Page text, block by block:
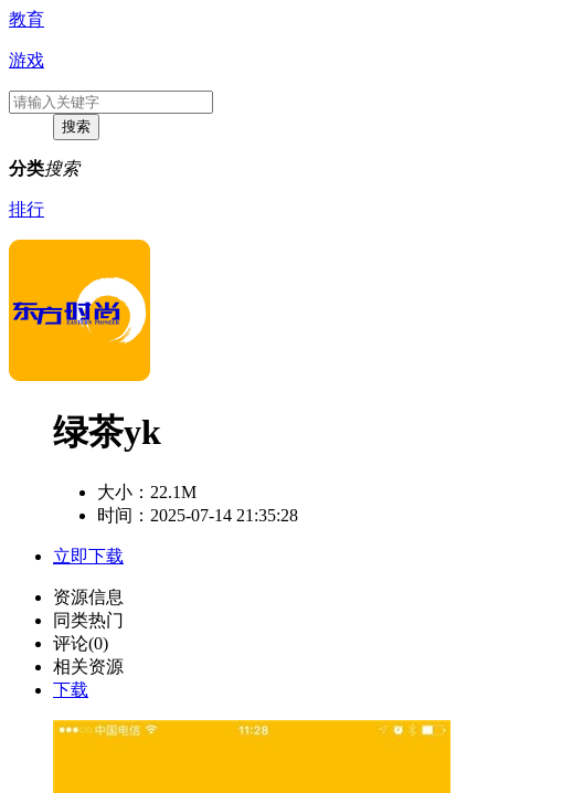
教育
游戏
分类搜索
排行
绿茶yk
大小： 22.1M
时间：2025-07-14 21:35:28
立即下载
资源信息
同类热门
评论(0)
相关资源
下载